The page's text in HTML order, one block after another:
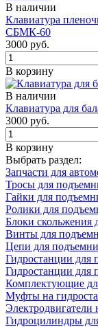
В наличии
Клавиатура
СБМК-60
3000 руб.
В корзину
В наличии
Клавиатура для
3000 руб.
В корзину
Выбрать раздел:
Запчасти для
Тросы для
Гайки для
Ролики для
Блоки скольжения
Винты для
Цепи для
Гидростанции для
Гидростанции для
Комплектующие
Муфты на
Гидроцилиндры